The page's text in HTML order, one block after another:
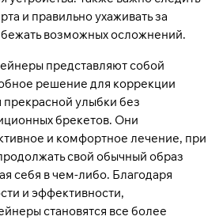
и правильно ухаживать за
возможных осложнений.
представляют собой
решение для коррекции
прекрасной улыбки без
брекетов. Они
и комфортное лечение, при
свой обычный образ
себя в чем-либо. Благодаря
и эффективности,
становятся все более